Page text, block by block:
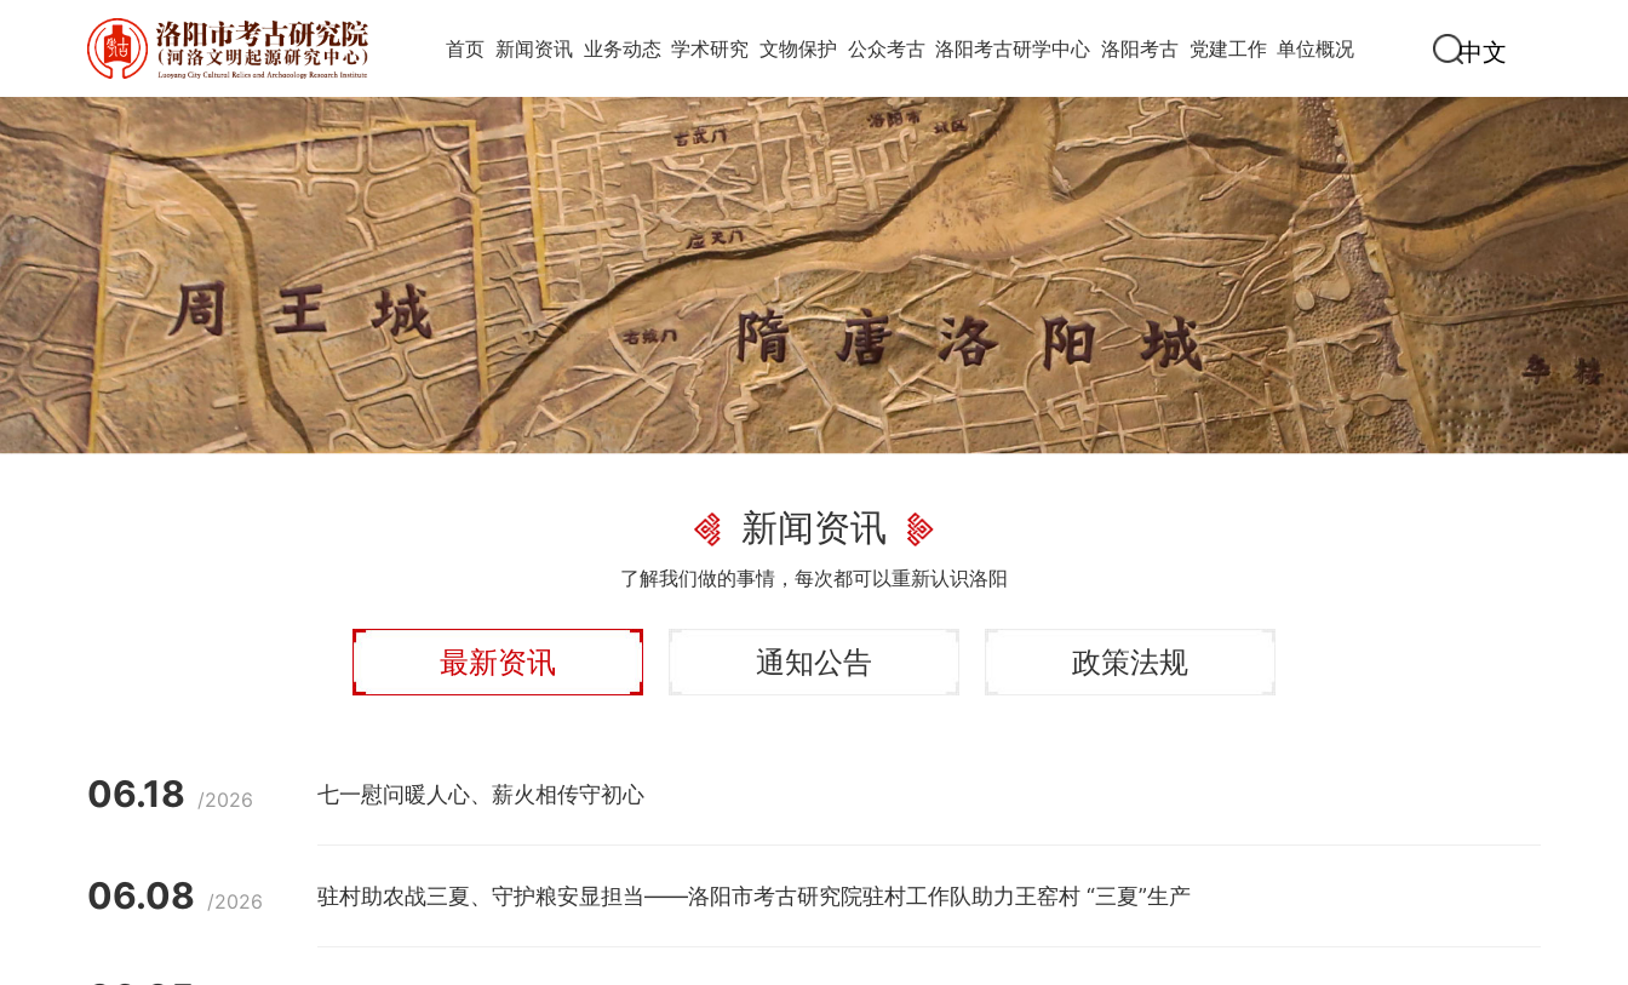
首页 新闻资讯 业务动态 学术研究 文物保护 公众考古 洛阳考古研学中心 洛阳考古 党建工作 单位概况
新闻资讯
了解我们做的事情，每次都可以重新认识洛阳
最新资讯 通知公告 政策法规
06.18 /2026 七一慰问暖人心、薪火相传守初心
06.08 /2026 驻村助农战三夏、守护粮安显担当​——洛阳市考古研究院驻村工作队助力王窑村 “三夏”生产